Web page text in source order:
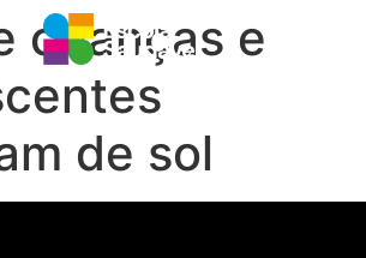
crianças e
de sol